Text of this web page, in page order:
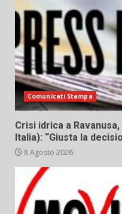
Comunicati Stampa
Crisi idrica a
Italia): “Giusta la
8 Agosto 2026